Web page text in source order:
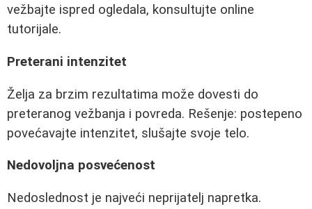
vežbajte ispred ogledala, konsultujte online
tutorijale.
Preterani intenzitet
Želja za brzim rezultatima može dovesti do
preteranog vežbanja i povreda. Rešenje: postepeno
povećavajte intenzitet, slušajte svoje telo.
Nedovoljna posvećenost
Nedoslednost je najveći neprijatelj napretka.